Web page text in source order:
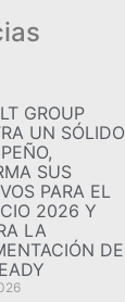
GROUP
UN SÓLIDO
SUS
PARA EL
2026 Y
LA
DE